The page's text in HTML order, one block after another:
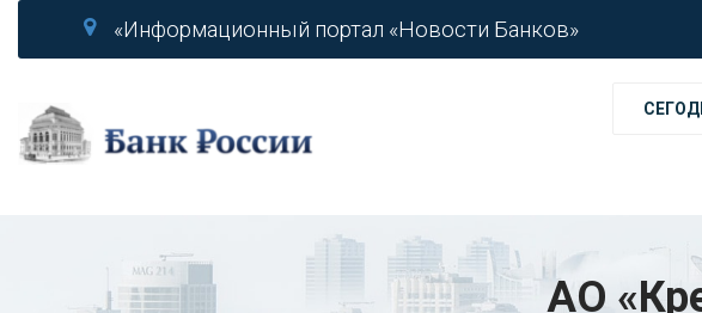
«Информационный портал «Новости Банков»
АО